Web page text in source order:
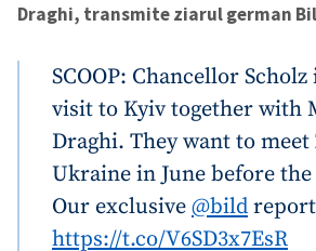
Draghi, transmite ziarul german
SCOOP: Chancellor
visit to Kyiv together with
Draghi. They want to
Ukraine in June before
Our exclusive@bildreport
https://t.co/V6SD3x7EsR